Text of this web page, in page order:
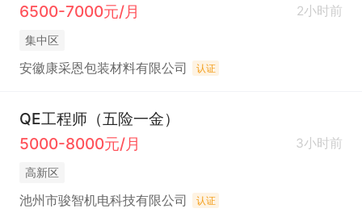
6500-7000元/月
2小时前
集中区
安徽康采恩包装材料有限公司 认证
QE工程师（五险一金）
5000-8000元/月
3小时前
高新区
池州市骏智机电科技有限公司 认证